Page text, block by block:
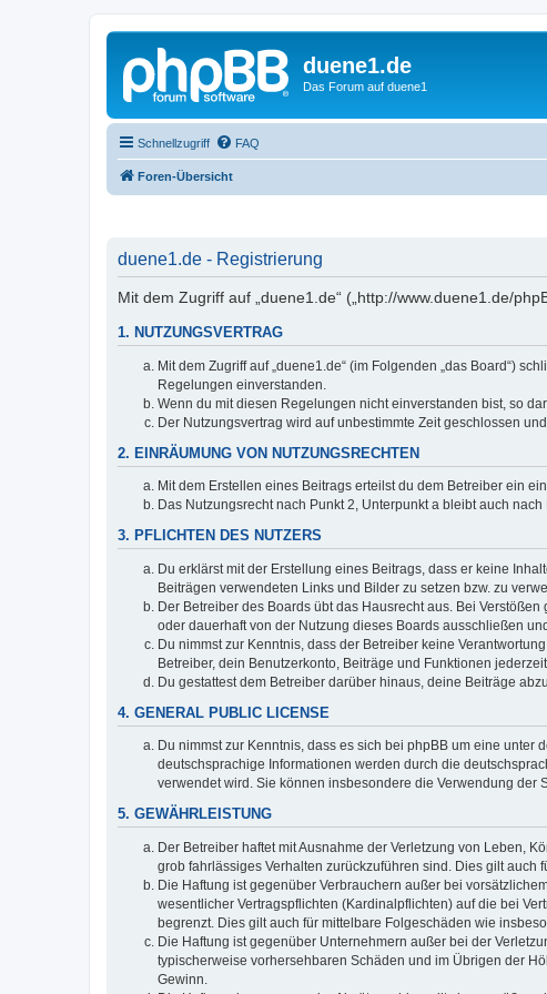
duene1.de
Das Forum auf duene1
Schnellzugriff FAQ
Foren-Übersicht
duene1.de - Registrierung
Mit dem Zugriff auf „duene1.de“ („http://www.duene1.de/
1. NUTZUNGSVERTRAG
Mit dem Zugriff auf „duene1.de“ (im Folgenden „das Board“)
Regelungen einverstanden.
Wenn du mit diesen Regelungen nicht einverstanden bist, so
Der Nutzungsvertrag wird auf unbestimmte Zeit geschlossen
2. EINRÄUMUNG VON NUTZUNGSRECHTEN
Mit dem Erstellen eines Beitrags erteilst du dem Betreiber ein
Das Nutzungsrecht nach Punkt 2, Unterpunkt a bleibt auch
3. PFLICHTEN DES NUTZERS
Du erklärst mit der Erstellung eines Beitrags, dass er keine
Beiträgen verwendeten Links und Bilder zu setzen bzw. zu
Der Betreiber des Boards übt das Hausrecht aus. Bei
oder dauerhaft von der Nutzung dieses Boards ausschließen
Du nimmst zur Kenntnis, dass der Betreiber keine
Betreiber, dein Benutzerkonto, Beiträge und Funktionen
Du gestattest dem Betreiber darüber hinaus, deine Beiträge
4. GENERAL PUBLIC LICENSE
Du nimmst zur Kenntnis, dass es sich bei phpBB um eine unter
deutschsprachige Informationen werden durch die
verwendet wird. Sie können insbesondere die Verwendung der
5. GEWÄHRLEISTUNG
Der Betreiber haftet mit Ausnahme der Verletzung von Leben,
grob fahrlässiges Verhalten zurückzuführen sind. Dies gilt
Die Haftung ist gegenüber Verbrauchern außer bei
wesentlicher Vertragspflichten (Kardinalpflichten) auf die bei
begrenzt. Dies gilt auch für mittelbare Folgeschäden wie
Die Haftung ist gegenüber Unternehmern außer bei der
typischerweise vorhersehbaren Schäden und im Übrigen der
Gewinn.